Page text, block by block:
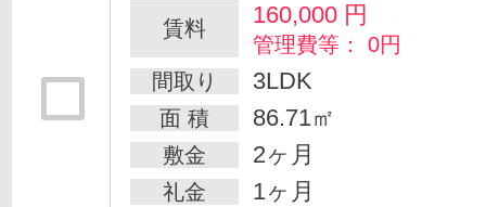
賃料 160,000 円
管理費等： 0円
間取り
3LDK
面 積 86.71㎡
敷金 2ヶ月
礼金 1ヶ月